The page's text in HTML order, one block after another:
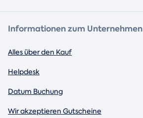
Informationen zum Unternehmen
Alles über den Kauf
Helpdesk
Datum Buchung
Wir akzeptieren Gutscheine